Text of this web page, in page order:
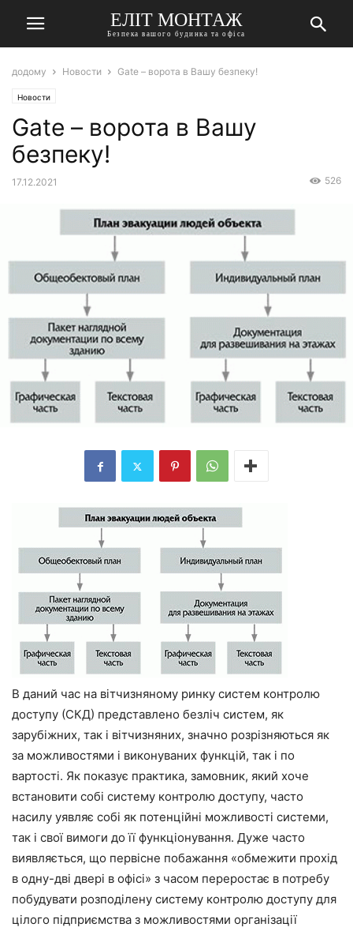
ЕЛІТ МОНТАЖ
Безпека вашого будинка та офіса
додому Новости Gate – ворота в Вашу безпеку!
Новости
Gate – ворота в Вашу
безпеку!
17.12.2021 526
В даний час на вітчизняному ринку систем контролю
доступу (СКД) представлено безліч систем, як
зарубіжних, так і вітчизняних, значно розрізняються як
за можливостями і виконуваних функцій, так і по
вартості. Як показує практика, замовник, який хоче
встановити собі систему контролю доступу, часто
насилу уявляє собі як потенційні можливості системи,
так і свої вимоги до її функціонування. Дуже часто
виявляється, що первісне побажання «обмежити прохід
в одну-дві двері в офісі» з часом переростає в потребу
побудувати розподілену систему контролю доступу для
цілого підприємства з можливостями організації